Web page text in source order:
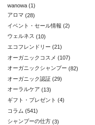
wanowa (1)
アロマ (28)
イベント・セール情報 (2)
ウェルネス (10)
エコフレンドリー (21)
オーガニックコスメ (107)
オーガニックシャンプー (82)
オーガニック認証 (29)
オーラルケア (13)
ギフト・プレゼント (4)
コラム (541)
シャンプーの仕方 (3)